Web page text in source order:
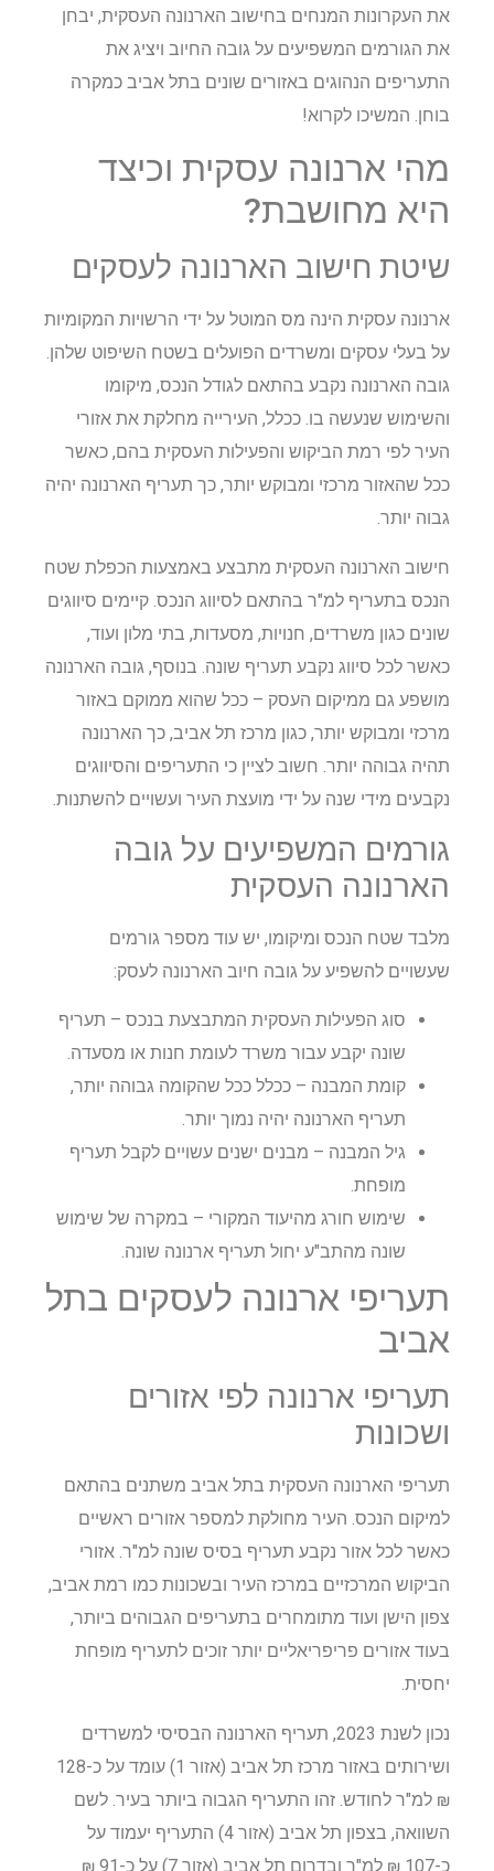
את העקרונות המנחים בחישוב הארנונה העסקית, יבחן
את הגורמים המשפיעים על גובה החיוב ויציג את
התעריפים הנהוגים באזורים שונים בתל אביב כמקרה
בוחן. המשיכו לקרוא!
מהי ארנונה עסקית וכיצד
היא מחושבת?
שיטת חישוב הארנונה לעסקים
ארנונה עסקית הינה מס המוטל על ידי הרשויות המקומיות
על בעלי עסקים ומשרדים הפועלים בשטח השיפוט שלהן.
גובה הארנונה נקבע בהתאם לגודל הנכס, מיקומו
והשימוש שנעשה בו. ככלל, העירייה מחלקת את אזורי
העיר לפי רמת הביקוש והפעילות העסקית בהם, כאשר
ככל שהאזור מרכזי ומבוקש יותר, כך תעריף הארנונה יהיה
גבוה יותר.
חישוב הארנונה העסקית מתבצע באמצעות הכפלת שטח
הנכס בתעריף למ"ר בהתאם לסיווג הנכס. קיימים סיווגים
שונים כגון משרדים, חנויות, מסעדות, בתי מלון ועוד,
כאשר לכל סיווג נקבע תעריף שונה. בנוסף, גובה הארנונה
מושפע גם ממיקום העסק – ככל שהוא ממוקם באזור
מרכזי ומבוקש יותר, כגון מרכז תל אביב, כך הארנונה
תהיה גבוהה יותר. חשוב לציין כי התעריפים והסיווגים
נקבעים מידי שנה על ידי מועצת העיר ועשויים להשתנות.
גורמים המשפיעים על גובה
הארנונה העסקית
מלבד שטח הנכס ומיקומו, יש עוד מספר גורמים
שעשויים להשפיע על גובה חיוב הארנונה לעסק:
סוג הפעילות העסקית המתבצעת בנכס – תעריף
שונה יקבע עבור משרד לעומת חנות או מסעדה.
קומת המבנה – ככלל ככל שהקומה גבוהה יותר,
תעריף הארנונה יהיה נמוך יותר.
גיל המבנה – מבנים ישנים עשויים לקבל תעריף
מופחת.
שימוש חורג מהיעוד המקורי – במקרה של שימוש
שונה מהתב"ע יחול תעריף ארנונה שונה.
תעריפי ארנונה לעסקים בתל
אביב
תעריפי ארנונה לפי אזורים
ושכונות
תעריפי הארנונה העסקית בתל אביב משתנים בהתאם
למיקום הנכס. העיר מחולקת למספר אזורים ראשיים
כאשר לכל אזור נקבע תעריף בסיס שונה למ"ר. אזורי
הביקוש המרכזיים במרכז העיר ובשכונות כמו רמת אביב,
צפון הישן ועוד מתומחרים בתעריפים הגבוהים ביותר,
בעוד אזורים פריפריאליים יותר זוכים לתעריף מופחת
יחסית.
נכון לשנת 2023, תעריף הארנונה הבסיסי למשרדים
ושירותים באזור מרכז תל אביב (אזור 1) עומד על כ-128
₪ למ"ר לחודש. זהו התעריף הגבוה ביותר בעיר. לשם
השוואה, בצפון תל אביב (אזור 4) התעריף יעמוד על
כ-107 ₪ למ"ר ובדרום תל אביב (אזור 7) על כ-91 ₪